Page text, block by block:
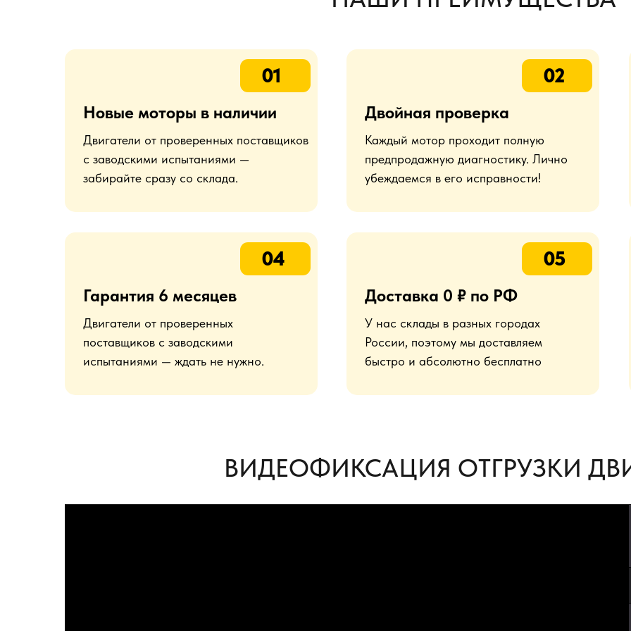
Двигатели от проверенных поставщиков
с заводскими испытаниями —
забирайте сразу со склада.
Новые моторы в наличии
01
Каждый мотор проходит полную
предпродажную диагностику. Лично
убеждаемся в его исправности!
Двойная проверка
02
Двигатели от проверенных
поставщиков с заводскими
испытаниями — ждать не нужно.
Гарантия 6 месяцев
04
У нас склады в разных городах
России, поэтому мы доставляем
быстро и абсолютно бесплатно
Доставка 0 ₽ по РФ
05
ВИДЕОФИКСАЦИЯ ОТГРУЗКИ